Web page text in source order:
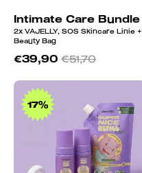
Intimate Care Bundle
2x VAJELLY, SOS Skincare Linie +
Beauty Bag
€39,90 €51,70
NICE
Baby
Starter
Pack
17%